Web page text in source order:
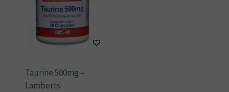
Taurine 500mg –
Lamberts